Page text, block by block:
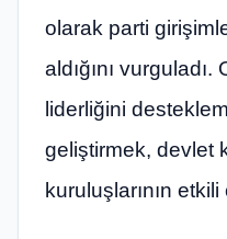
olarak parti
aldığını
liderliğini
geliştirmek, devlet
kuruluşlarının